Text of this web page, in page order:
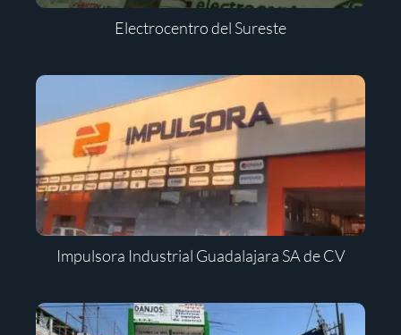
Electrocentro del Sureste
Impulsora Industrial Guadalajara SA de CV